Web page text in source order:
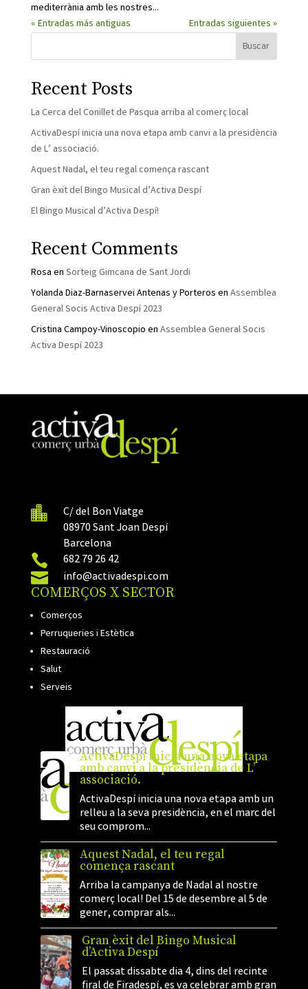
mediterrània amb les nostres...
« Entradas más antiguas
Entradas siguientes »
Buscar
Recent Posts
La Cerca del Conillet de Pasqua arriba al comerç local
ActivaDespí inicia una nova etapa amb canvi a la presidència
de L’ associació.
Aquest Nadal, el teu regal comença rascant
Gran èxit del Bingo Musical d’Activa Despí
El Bingo Musical d’Activa Despí!
Recent Comments
Rosa en Sorteig Gimcana de Sant Jordi
Yolanda Diaz-Barnaservei Antenas y Porteros en Assemblea
General Socis Activa Despí 2023
Cristina Campoy-Vinoscopio en Assemblea General Socis
Activa Despí 2023

C/ del Bon Viatge
08970 Sant Joan Despí
Barcelona
 682 79 26 42
 info@activadespi.com
COMERÇOS X SECTOR
Comerços
Perruqueries i Estètica
Restauració
Salut
Serveis
ActivaDespí inicia una nova etapa
amb canvi a la presidència de L’
associació.
ActivaDespí inicia una nova etapa amb un
relleu a la seva presidència, en el marc del
seu comprom...
Aquest Nadal, el teu regal
comença rascant
Arriba la campanya de Nadal al nostre
comerç local! Del 15 de desembre al 5 de
gener, comprar als...
Gran èxit del Bingo Musical
d’Activa Despí
El passat dissabte dia 4, dins del recinte